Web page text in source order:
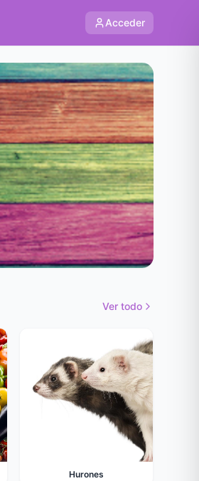
Acceder
Ver todo
Hurones